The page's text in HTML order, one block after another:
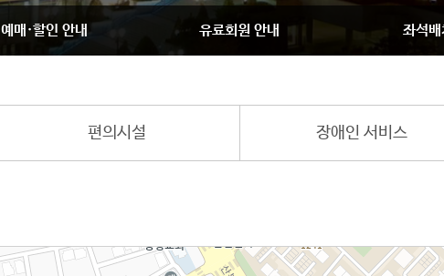
예매·할인 안내 유료회원 안내 좌석
편의시설 장애인 서비스